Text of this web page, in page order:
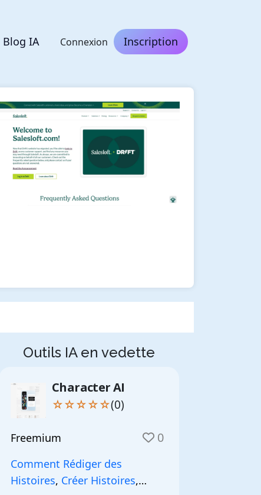
Blog IA Connexion Inscription
Outils IA en vedette
Character AI
☆☆☆☆☆(0)
Freemium 0
Comment Rédiger des
Histoires, Créer Histoires,